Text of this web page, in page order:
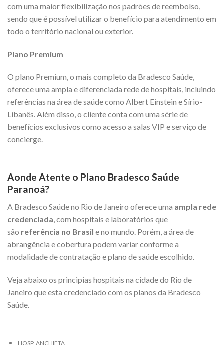
com uma maior flexibilização nos padrões de reembolso,
sendo que é possível utilizar o benefício para atendimento em
todo o território nacional ou exterior.
Plano Premium
O plano Premium, o mais completo da Bradesco Saúde,
oferece uma ampla e diferenciada rede de hospitais, incluindo
referências na área de saúde como Albert Einstein e Sírio-
Libanês. Além disso, o cliente conta com uma série de
benefícios exclusivos como acesso a salas VIP e serviço de
concierge.
Aonde Atente o Plano Bradesco Saúde
Paranoá?
A Bradesco Saúde no Rio de Janeiro oferece uma ampla rede
credenciada , com hospitais e laboratórios que
são referência no Brasil e no mundo. Porém, a área de
abrangência e cobertura podem variar conforme a
modalidade de contratação e plano de saúde escolhido.
Veja abaixo os principias hospitais na cidade do Rio de
Janeiro que esta credenciado com os planos da Bradesco
Saúde.
HOSP. ANCHIETA